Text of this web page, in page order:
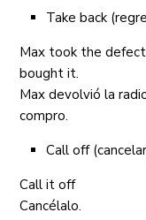
Take back
Max took the
bought it.
Max devolvió la
compro.
Call off
Call it off
Cancélalo.